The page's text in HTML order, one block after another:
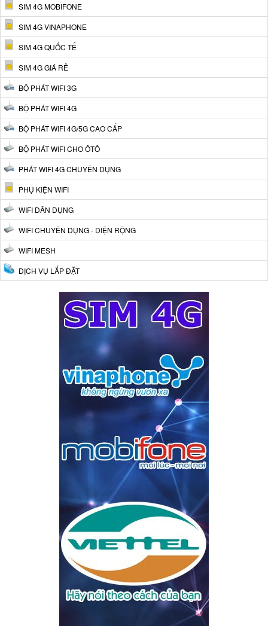
SIM 4G MOBIFONE
SIM 4G VINAPHONE
SIM 4G QUỐC TẾ
SIM 4G GIÁ RẺ
BỘ PHÁT WIFI 3G
BỘ PHÁT WIFI 4G
BỘ PHÁT WIFI 4G/5G CAO CẤP
BỘ PHÁT WIFI CHO ÔTÔ
PHÁT WIFI 4G CHUYÊN DỤNG
PHỤ KIỆN WIFI
WIFI DÂN DỤNG
WIFI CHUYÊN DỤNG - DIỆN RỘNG
WIFI MESH
DỊCH VỤ LẮP ĐẶT